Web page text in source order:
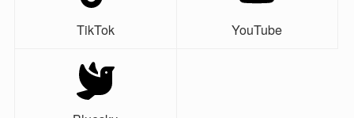
TikTok YouTube